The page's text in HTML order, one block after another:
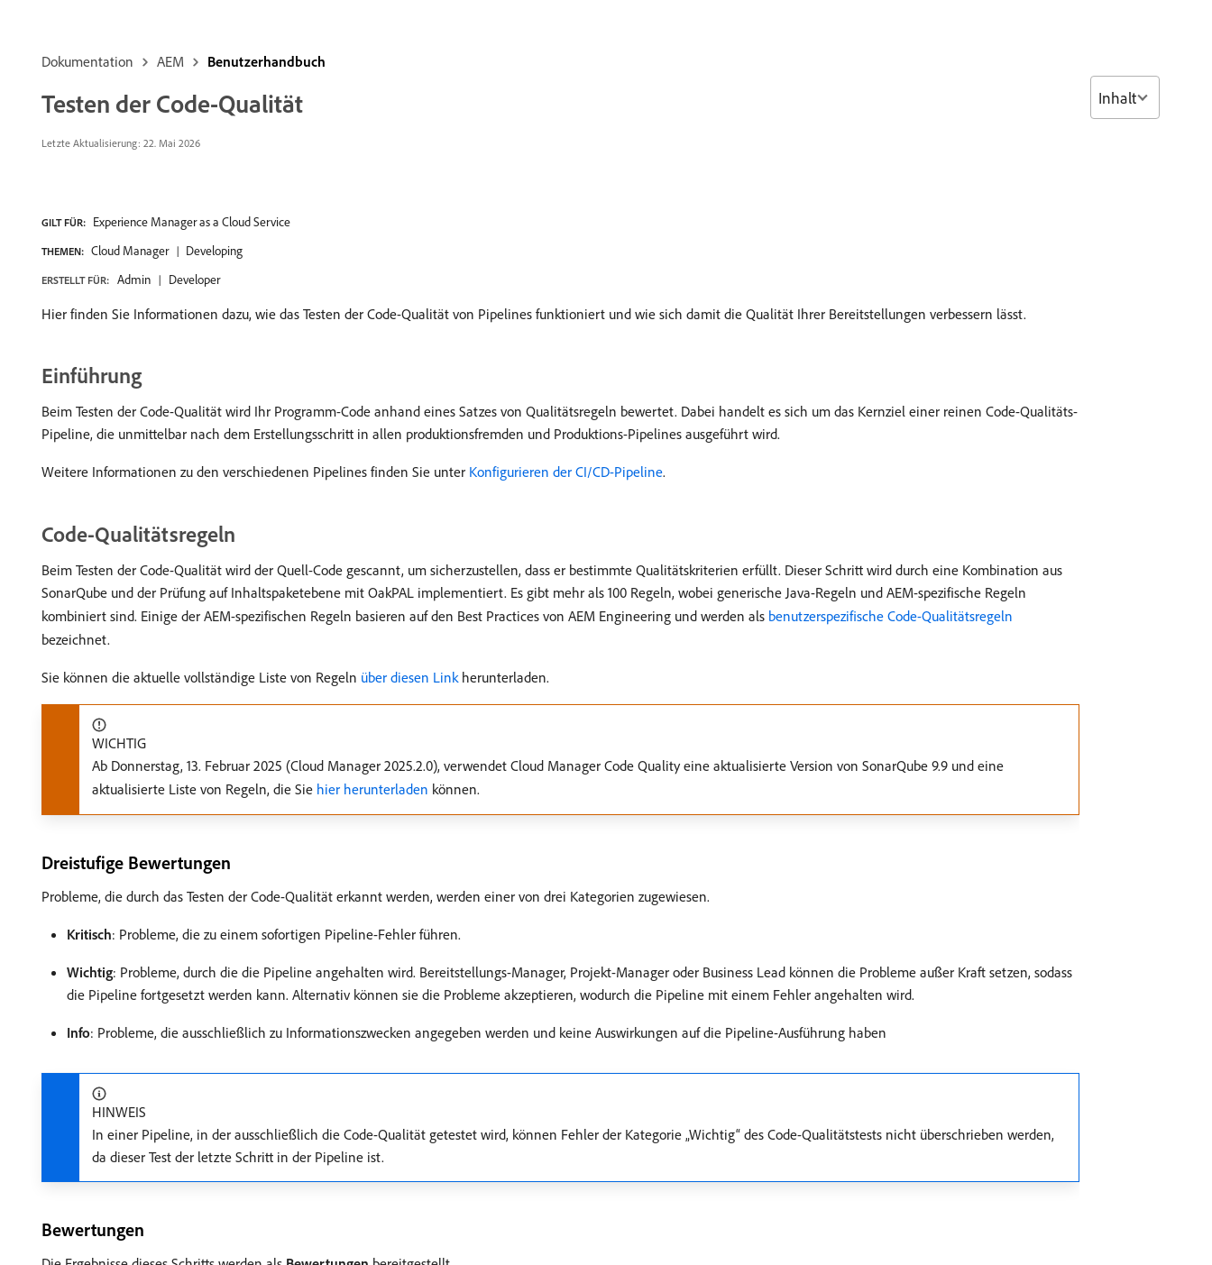
Dokumentation AEM Benutzerhandbuch
Testen der Code-Qualität
Letzte Aktualisierung: 22. Mai 2026
GILT FÜR: Experience Manager as a Cloud Service
THEMEN: Cloud Manager Developing
ERSTELLT FÜR: Admin Developer
Hier finden Sie Informationen dazu, wie das Testen der Code-Qualität von Pipelines funktioniert und wie sich damit die Qualität Ihrer Bereitstellungen verbessern lässt.
Einführung
Beim Testen der Code-Qualität wird Ihr Programm-Code anhand eines Satzes von Qualitätsregeln bewertet. Dabei handelt es sich um das Kernziel einer reinen Code-Qualitäts-
Pipeline, die unmittelbar nach dem Erstellungsschritt in allen produktionsfremden und Produktions-Pipelines ausgeführt wird.
Weitere Informationen zu den verschiedenen Pipelines finden Sie unter Konfigurieren der CI/CD-Pipeline.
Code-Qualitätsregeln
Beim Testen der Code-Qualität wird der Quell-Code gescannt, um sicherzustellen, dass er bestimmte Qualitätskriterien erfüllt. Dieser Schritt wird durch eine Kombination aus
SonarQube und der Prüfung auf Inhaltspaketebene mit OakPAL implementiert. Es gibt mehr als 100 Regeln, wobei generische Java-Regeln und AEM-spezifische Regeln
kombiniert sind. Einige der AEM-spezifischen Regeln basieren auf den Best Practices von AEM Engineering und werden als benutzerspezifische Code-Qualitätsregeln
bezeichnet.
Sie können die aktuelle vollständige Liste von Regeln über diesen Linkherunterladen.
WICHTIG
Ab Donnerstag, 13. Februar 2025 (Cloud Manager 2025.2.0), verwendet Cloud Manager Code Quality eine aktualisierte Version von SonarQube 9.9 und eine
aktualisierte Liste von Regeln, die Sie hier herunterladen können.
Dreistufige Bewertungen
Probleme, die durch das Testen der Code-Qualität erkannt werden, werden einer von drei Kategorien zugewiesen.
Kritisch: Probleme, die zu einem sofortigen Pipeline-Fehler führen.
Wichtig: Probleme, durch die die Pipeline angehalten wird. Bereitstellungs-Manager, Projekt-Manager oder Business Lead können die Probleme außer Kraft setzen, sodass
die Pipeline fortgesetzt werden kann. Alternativ können sie die Probleme akzeptieren, wodurch die Pipeline mit einem Fehler angehalten wird.
Info: Probleme, die ausschließlich zu Informationszwecken angegeben werden und keine Auswirkungen auf die Pipeline-Ausführung haben
HINWEIS
In einer Pipeline, in der ausschließlich die Code-Qualität getestet wird, können Fehler der Kategorie „Wichtig“ des Code-Qualitätstests nicht überschrieben werden,
da dieser Test der letzte Schritt in der Pipeline ist.
Bewertungen
Inhalt